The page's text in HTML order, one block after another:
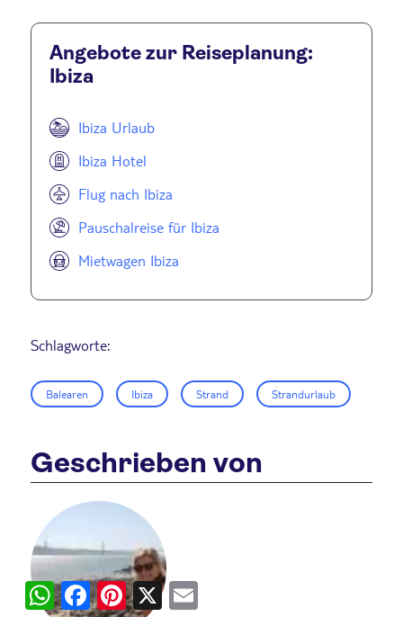
Angebote zur Reiseplanung:
Ibiza
Ibiza Urlaub
Ibiza Hotel
Flug nach Ibiza
Pauschalreise für Ibiza
Mietwagen Ibiza
Schlagworte:
Balearen Ibiza Strand Strandurlaub
Geschrieben von
WhatsAppFacebookPinterest
X